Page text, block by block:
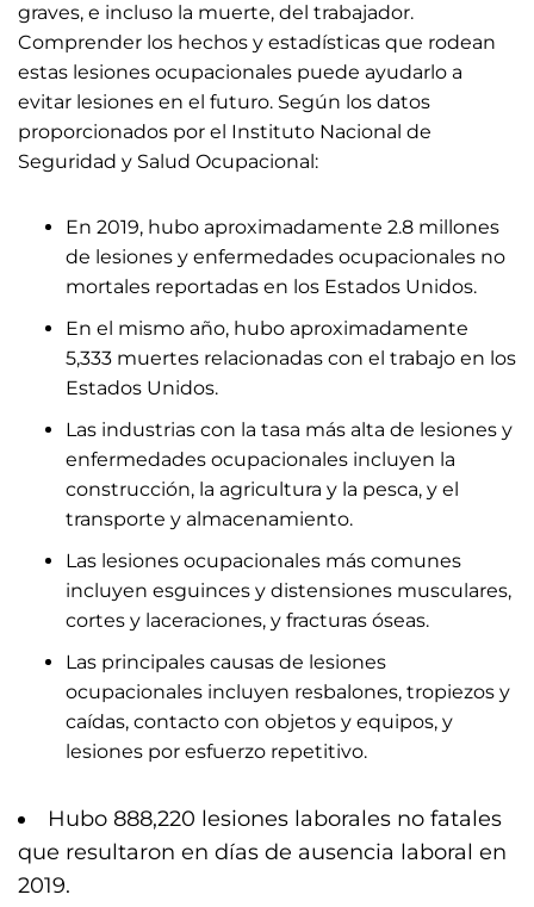
graves, e incluso la muerte, del trabajador.
Comprender los hechos y estadísticas que rodean
estas lesiones ocupacionales puede ayudarlo a
evitar lesiones en el futuro. Según los datos
proporcionados por el Instituto Nacional de
Seguridad y Salud Ocupacional:
En 2019, hubo aproximadamente 2.8 millones
de lesiones y enfermedades ocupacionales no
mortales reportadas en los Estados Unidos.
En el mismo año, hubo aproximadamente
5,333 muertes relacionadas con el trabajo en los
Estados Unidos.
Las industrias con la tasa más alta de lesiones y
enfermedades ocupacionales incluyen la
construcción, la agricultura y la pesca, y el
transporte y almacenamiento.
Las lesiones ocupacionales más comunes
incluyen esguinces y distensiones musculares,
cortes y laceraciones, y fracturas óseas.
Las principales causas de lesiones
ocupacionales incluyen resbalones, tropiezos y
caídas, contacto con objetos y equipos, y
lesiones por esfuerzo repetitivo.
Hubo 888,220 lesiones laborales no fatales
que resultaron en días de ausencia laboral en
2019.